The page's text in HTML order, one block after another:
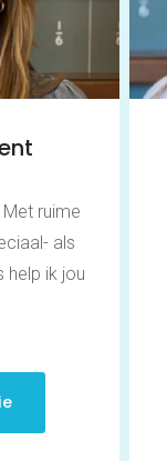
ruime
als
help ik jou